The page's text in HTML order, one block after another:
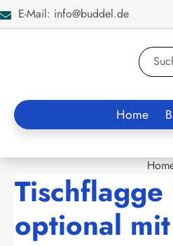
Zur Suche springen
E-Mail: info@buddel.de
Home
optional